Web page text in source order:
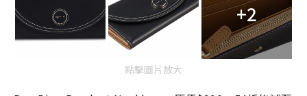
+2
點擊圖片放大